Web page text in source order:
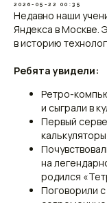
2026-05-22 00:35
Недавно наши
Яндекса в Москве.
в историю
Ребята увидели:
Ретро-
и сыграли в
Первый
на
родился
Поговорили